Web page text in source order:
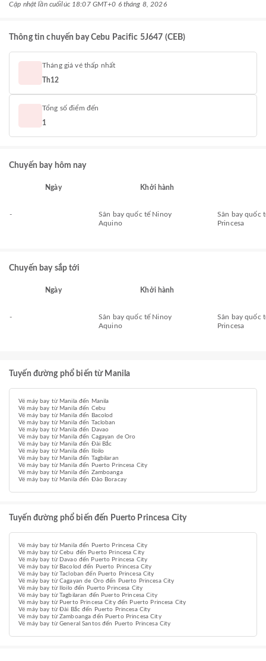
Cập nhật lần cuốilúc 18:07 GMT+0 6 tháng 8, 2026
Thông tin chuyến bay Cebu Pacific 5J647 (CEB)
Tháng giá vé thấp nhất
Th12
Tổng số điểm đến
1
Chuyến bay hôm nay
Ngày Khởi hành
-
Sân bay quốc tế Ninoy
Aquino
Sân bay quốc
Princesa
Chuyến bay sắp tới
Ngày Khởi hành
-
Sân bay quốc tế Ninoy
Aquino
Sân bay quốc
Princesa
Tuyến đường phổ biến từ Manila
Vé máy bay từ Manila đến Manila
Vé máy bay từ Manila đến Cebu
Vé máy bay từ Manila đến Bacolod
Vé máy bay từ Manila đến Tacloban
Vé máy bay từ Manila đến Davao
Vé máy bay từ Manila đến Cagayan de Oro
Vé máy bay từ Manila đến Đài Bắc
Vé máy bay từ Manila đến Iloilo
Vé máy bay từ Manila đến Tagbilaran
Vé máy bay từ Manila đến Puerto Princesa City
Vé máy bay từ Manila đến Zamboanga
Vé máy bay từ Manila đến Đảo Boracay
Tuyến đường phổ biến đến Puerto Princesa City
Vé máy bay từ Manila đến Puerto Princesa City
Vé máy bay từ Cebu đến Puerto Princesa City
Vé máy bay từ Davao đến Puerto Princesa City
Vé máy bay từ Bacolod đến Puerto Princesa City
Vé máy bay từ Tacloban đến Puerto Princesa City
Vé máy bay từ Cagayan de Oro đến Puerto Princesa City
Vé máy bay từ Iloilo đến Puerto Princesa City
Vé máy bay từ Tagbilaran đến Puerto Princesa City
Vé máy bay từ Puerto Princesa City đến Puerto Princesa City
Vé máy bay từ Đài Bắc đến Puerto Princesa City
Vé máy bay từ Zamboanga đến Puerto Princesa City
Vé máy bay từ General Santos đến Puerto Princesa City